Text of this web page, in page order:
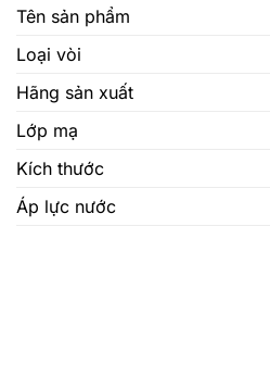
Tên sản phẩm
Loại vòi
Hãng sản xuất
Lớp mạ
Kích thước
Áp lực nước